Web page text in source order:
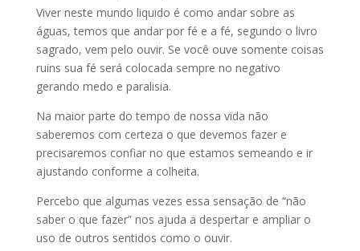
Viver neste mundo liquido é como andar sobre as
águas, temos que andar por fé e a fé, segundo o livro
sagrado, vem pelo ouvir. Se você ouve somente coisas
ruins sua fé será colocada sempre no negativo
gerando medo e paralisia.
Na maior parte do tempo de nossa vida não
saberemos com certeza o que devemos fazer e
precisaremos confiar no que estamos semeando e ir
ajustando conforme a colheita.
Percebo que algumas vezes essa sensação de “não
saber o que fazer” nos ajuda a despertar e ampliar o
uso de outros sentidos como o ouvir.